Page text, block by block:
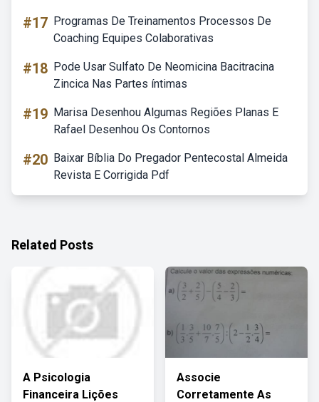
#17 Programas De Treinamentos Processos De
Coaching Equipes Colaborativas
#18 Pode Usar Sulfato De Neomicina Bacitracina
Zincica Nas Partes íntimas
#19 Marisa Desenhou Algumas Regiões Planas E
Rafael Desenhou Os Contornos
#20 Baixar Bíblia Do Pregador Pentecostal Almeida
Revista E Corrigida Pdf
Related Posts
A Psicologia
Financeira Lições
Associe
Corretamente As